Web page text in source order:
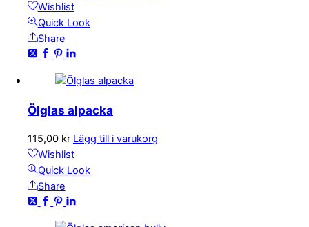
Wishlist
Quick Look
Share
Ölglas alpacka
115,00 kr Lägg till i varukorg
Wishlist
Quick Look
Share